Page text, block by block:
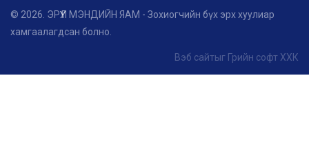
© 2026. ЭРҮҮЛ МЭНДИЙН ЯАМ - Зохиогчийн бүх эрх хуулиар
хамгаалагдсан болно.
Вэб сайтыг Грийн софт ХХК